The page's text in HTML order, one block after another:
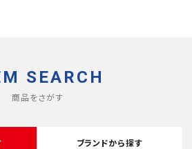
SEARCH
商品をさがす
ブランドから探す